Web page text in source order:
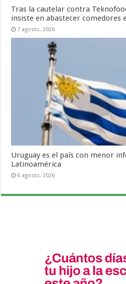
Tras la cautelar contra
insiste en abastecer comedores
7 agosto, 2026
Uruguay es el país con menor
Latinoamérica
6 agosto, 2026